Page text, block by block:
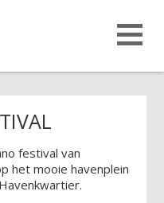
festival van
het mooie havenplein